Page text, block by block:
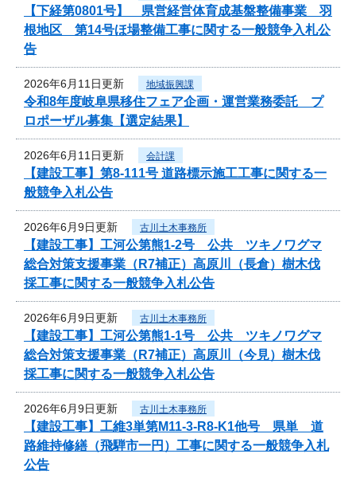
【下経第0801号】 県営経営体育成基盤整備事業 羽
根地区 第14号ほ場整備工事に関する一般競争入札公
告
2026年6月11日更新 地域振興課
令和8年度岐阜県移住フェア企画・運営業務委託 プ
ロポーザル募集【選定結果】
2026年6月11日更新 会計課
【建設工事】第8-111号 道路標示施工工事に関する一
般競争入札公告
2026年6月9日更新 古川土木事務所
【建設工事】工河公第熊1-2号 公共 ツキノワグマ
総合対策支援事業（R7補正）高原川（長倉）樹木伐
採工事に関する一般競争入札公告
2026年6月9日更新 古川土木事務所
【建設工事】工河公第熊1-1号 公共 ツキノワグマ
総合対策支援事業（R7補正）高原川（今見）樹木伐
採工事に関する一般競争入札公告
2026年6月9日更新 古川土木事務所
【建設工事】工維3単第M11-3-R8-K1他号 県単 道
路維持修繕（飛騨市一円）工事に関する一般競争入札
公告